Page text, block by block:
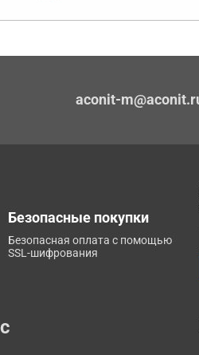
aconit-
Безопасные покупки
Безопасная оплата с помощью
SSL-шифрования